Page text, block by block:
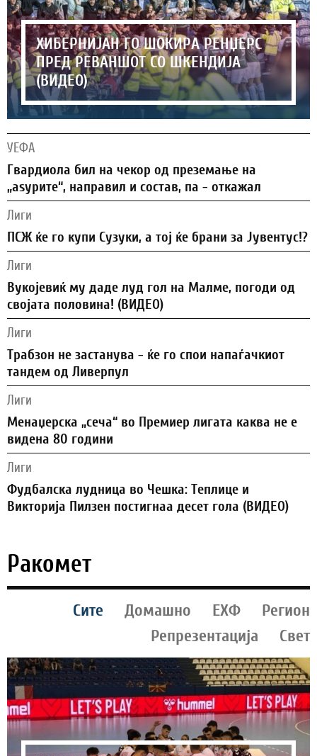
ХИБЕРНИЈАН ГО ШОКИРА РЕНЏЕРС
ПРЕД РЕВАНШОТ СО ШКЕНДИЈА
(ВИДЕО)
УЕФА
Гвардиола бил на чекор од преземање на
„аѕурите“, направил и состав, па - откажал
Лиги
ПСЖ ќе го купи Сузуки, а тој ќе брани за Јувентус!?
Лиги
Вукојевиќ му даде луд гол на Малме, погоди од
својата половина! (ВИДЕО)
Лиги
Трабзон не застанува - ќе го спои напаѓачкиот
тандем од Ливерпул
Лиги
Менаџерска „сеча“ во Премиер лигата каква не е
видена 80 години
Лиги
Фудбалска лудница во Чешка: Теплице и
Викторија Пилзен постигнаа десет гола (ВИДЕО)
Ракомет
Сите Домашно ЕХФ
Регион
Репрезентација
Свет